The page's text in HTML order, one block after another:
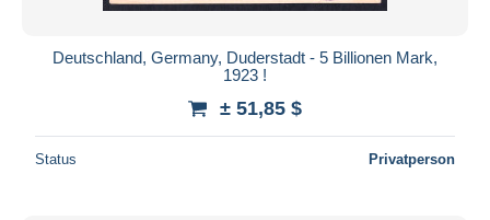
Deutschland, Germany, Duderstadt - 5 Billionen Mark,
1923 !
± 51,85 $
Status Privatperson